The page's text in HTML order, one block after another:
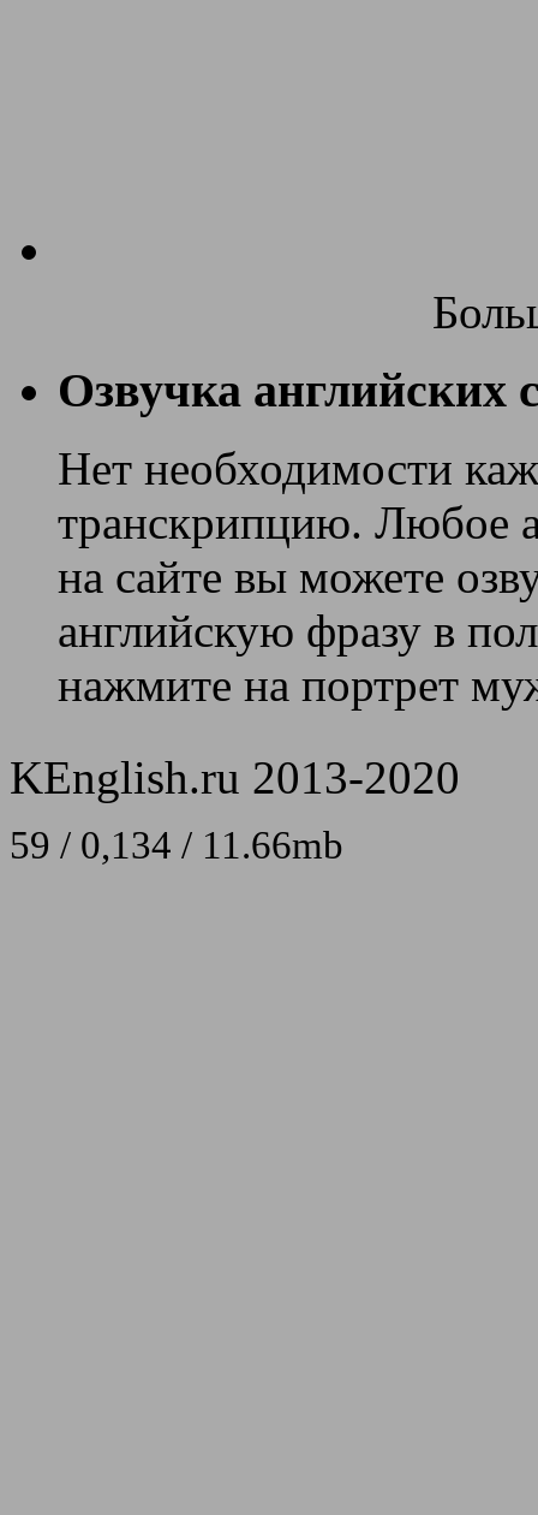
Озвучка английских
Нет необходимости
транскрипцию. Любое
на сайте вы можете
английскую фразу в
нажмите на портрет
KEnglish.ru 2013-2020
59 / 0,134 / 11.66mb